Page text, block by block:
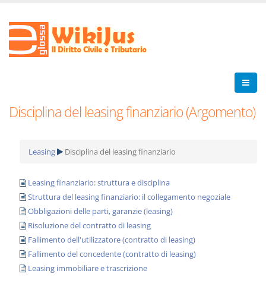
Disciplina del leasing finanziario (Argomento)
Leasing Disciplina del leasing finanziario
Leasing finanziario: struttura e disciplina
Struttura del leasing finanziario: il collegamento negoziale
Obbligazioni delle parti, garanzie (leasing)
Risoluzione del contratto di leasing
Fallimento dell'utilizzatore (contratto di leasing)
Fallimento del concedente (contratto di leasing)
Leasing immobiliare e trascrizione